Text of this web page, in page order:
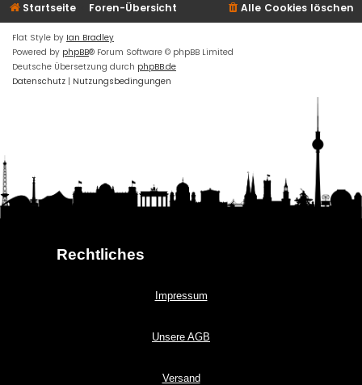
Startseite Foren-Übersicht Alle Cookies löschen
Flat Style by Ian Bradley
Powered by phpBB® Forum Software © phpBB Limited
Deutsche Übersetzung durch phpBB.de
Datenschutz | Nutzungsbedingungen
Rechtliches
Impressum
Unsere AGB
Versand